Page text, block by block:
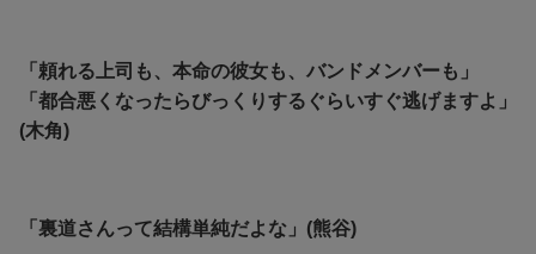
「頼れる上司も、本命の彼女も、バンドメンバーも」
「都合悪くなったらびっくりするぐらいすぐ逃げますよ」
(木角)
「裏道さんって結構単純だよな」(熊谷)